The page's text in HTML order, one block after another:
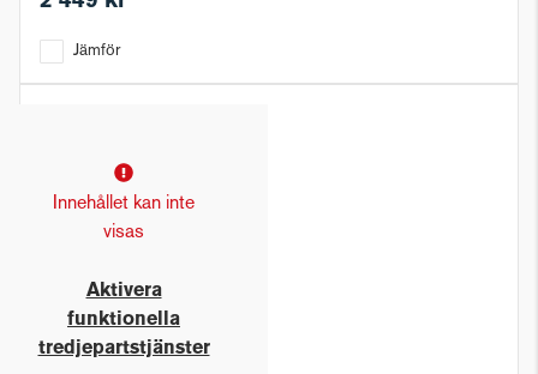
Jämför
Innehållet kan inte
visas
Aktivera
funktionella
tredjepartstjänster